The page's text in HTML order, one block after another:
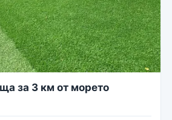
за 3 км от морето